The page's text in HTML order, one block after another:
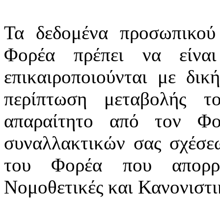
Τα δεδομένα
Φορέα πρέπει να
επικαιροποιούνται με
περίπτωση μεταβολής
απαραίτητο από τον
συναλλακτικών σας
του Φορέα που
Νομοθετικές και